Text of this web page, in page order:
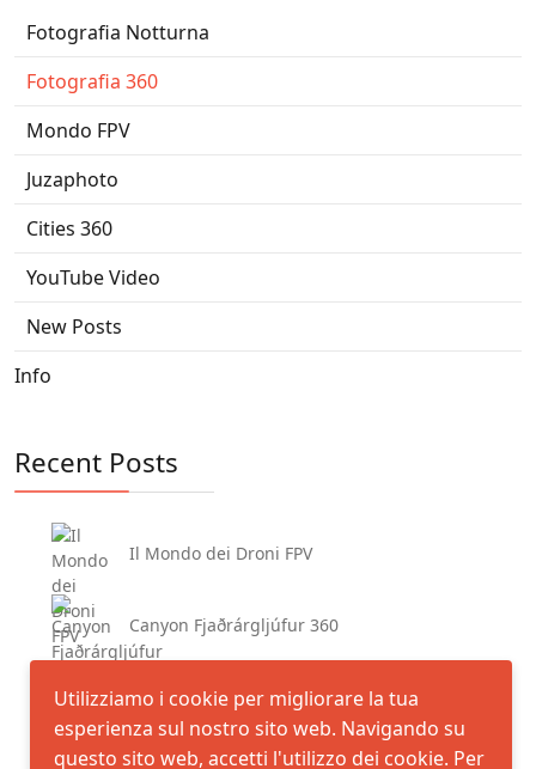
Fotografia Notturna
Fotografia 360
Mondo FPV
Juzaphoto
Cities 360
YouTube Video
New Posts
Info
Recent Posts
Il Mondo dei Droni FPV
Canyon Fjaðrárgljúfur 360
Iceland Stokksnes
Utilizziamo i cookie per migliorare la tua
esperienza sul nostro sito web. Navigando su
questo sito web, accetti l'utilizzo dei cookie. Per